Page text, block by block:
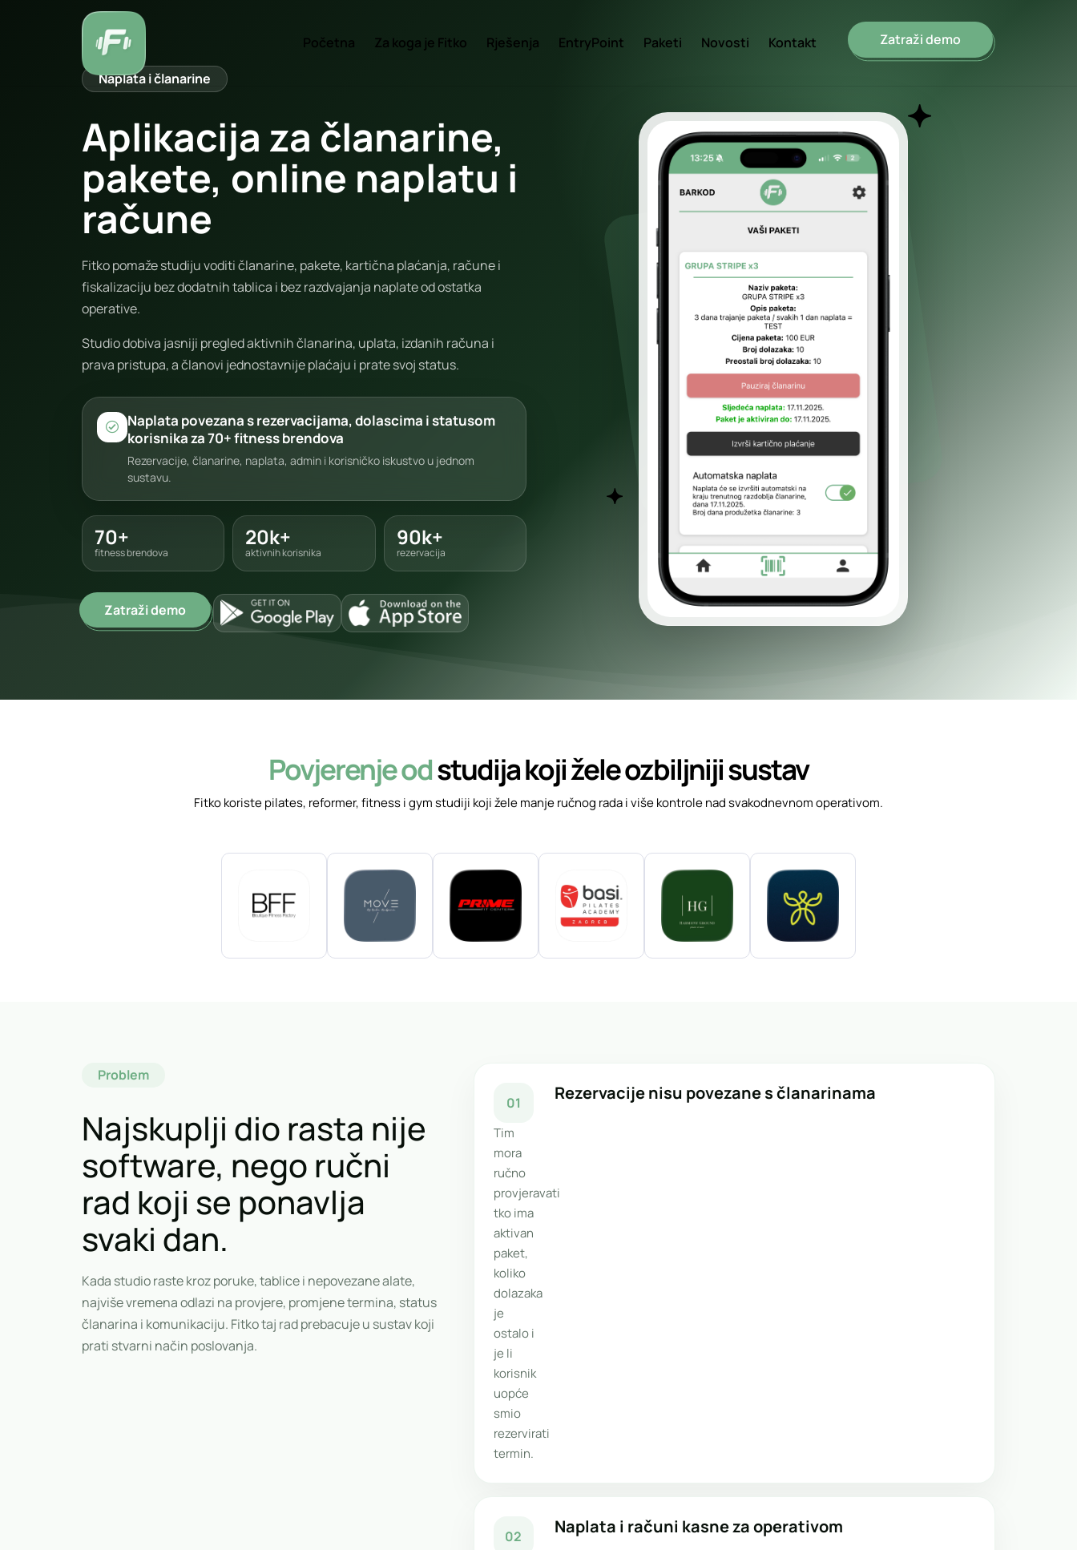
Početna Za koga je Fitko Rješenja EntryPoint Paketi Novosti Kontakt Zatraži demo
Naplata i članarine
Aplikacija za članarine,
pakete, online naplatu i
račune
Fitko pomaže studiju voditi članarine, pakete, kartična plaćanja, račune i
fiskalizaciju bez dodatnih tablica i bez razdvajanja naplate od ostatka
operative.
Studio dobiva jasniji pregled aktivnih članarina, uplata, izdanih računa i
prava pristupa, a članovi jednostavnije plaćaju i prate svoj status.
Naplata povezana s rezervacijama, dolascima i statusom
korisnika za 70+ fitness brendova
Rezervacije, članarine, naplata, admin i korisničko iskustvo u jednom
sustavu.
70+
fitness brendova
20k+
aktivnih korisnika
90k+
rezervacija
Zatraži demo
Povjerenje odstudija koji žele ozbiljniji sustav
Fitko koriste pilates, reformer, fitness i gym studiji koji žele manje ručnog rada i više kontrole nad svakodnevnom operativom.
Problem
Najskuplji dio rasta nije
software, nego ručni
rad koji se ponavlja
svaki dan.
Kada studio raste kroz poruke, tablice i nepovezane alate,
najviše vremena odlazi na provjere, promjene termina, status
članarina i komunikaciju. Fitko taj rad prebacuje u sustav koji
prati stvarni način poslovanja.
01 Rezervacije nisu povezane s članarinama
Tim
mora
ručno
provjeravati
tko ima
aktivan
paket,
koliko
dolazaka
je
ostalo i
je li
korisnik
uopće
smio
rezervirati
termin.
02 Naplata i računi kasne za operativom